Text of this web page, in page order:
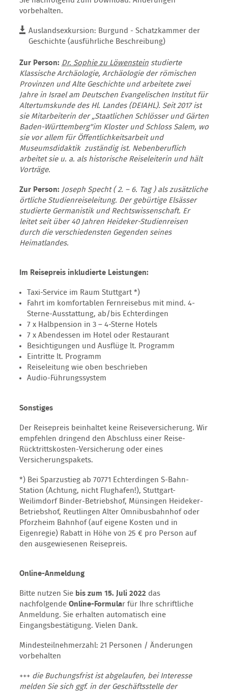
vorbehalten.
Auslandsexkursion: Burgund - Schatzkammer der
Geschichte (ausführliche Beschreibung)
Zur Person: Dr. Sophie zu Löwensteinstudierte
Klassische Archäologie, Archäologie der römischen
Provinzen und Alte Geschichte und arbeitete zwei
Jahre in Israel am Deutschen Evangelischen Institut für
Altertumskunde des Hl. Landes (DEIAHL). Seit 2017 ist
sie Mitarbeiterin der „Staatlichen Schlösser und Gärten
Baden-Württemberg"im Kloster und Schloss Salem, wo
sie vor allem für Öffentlichkeitsarbeit und
Museumsdidaktik zuständig ist. Nebenberuflich
arbeitet sie u. a. als historische Reiseleiterin und hält
Vorträge.
Zur Person: Joseph Specht ( 2. – 6. Tag ) als zusätzliche
örtliche Studienreiseleitung. Der gebürtige Elsässer
studierte Germanistik und Rechtswissenschaft. Er
leitet seit über 40 Jahren Heideker-Studienreisen
durch die verschiedensten Gegenden seines
Heimatlandes.
Im Reisepreis inkludierte Leistungen:
Taxi-Service im Raum Stuttgart *)
Fahrt im komfortablen Fernreisebus mit mind. 4-
Sterne-Ausstattung, ab/bis Echterdingen
7 x Halbpension in 3 – 4-Sterne Hotels
7 x Abendessen im Hotel oder Restaurant
Besichtigungen und Ausflüge lt. Programm
Eintritte lt. Programm
Reiseleitung wie oben beschrieben
Audio-Führungssystem
Sonstiges
Der Reisepreis beinhaltet keine Reiseversicherung. Wir
empfehlen dringend den Abschluss einer Reise-
Rücktrittskosten-Versicherung oder eines
Versicherungspakets.
*) Bei Sparzustieg ab 70771 Echterdingen S-Bahn-
Station (Achtung, nicht Flughafen!), Stuttgart-
Weilimdorf Binder-Betriebshof, Münsingen Heideker-
Betriebshof, Reutlingen Alter Omnibusbahnhof oder
Pforzheim Bahnhof (auf eigene Kosten und in
Eigenregie) Rabatt in Höhe von 25 € pro Person auf
den ausgewiesenen Reisepreis.
Online-Anmeldung
Bitte nutzen Sie bis zum 15. Juli 2022 das
nachfolgende Online-Formular für Ihre schriftliche
Anmeldung. Sie erhalten automatisch eine
Eingangsbestätigung. Vielen Dank.
Mindesteilnehmerzahl: 21 Personen / Änderungen
vorbehalten
+++ die Buchungsfrist ist abgelaufen, bei Interesse
melden Sie sich ggf. in der Geschäftsstelle der